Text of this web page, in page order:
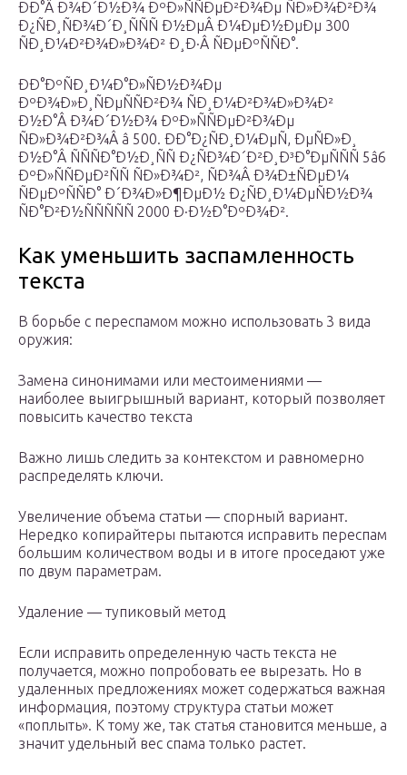
ÐÐ°Â Ð¾Ð´Ð½Ð¾ ÐºÐ»ÑÑÐµÐ²Ð¾Ðµ ÑÐ»Ð¾Ð²Ð¾
Ð¿ÑÐ¸ÑÐ¾Ð´Ð¸ÑÑÑ Ð½ÐµÂ Ð¼ÐµÐ½ÐµÐµ 300
ÑÐ¸Ð¼Ð²Ð¾Ð»Ð¾Ð² Ð¸Ð·Â ÑÐµÐºÑÑÐ°.
ÐÐ°ÐºÑÐ¸Ð¼Ð°Ð»ÑÐ½Ð¾Ðµ
ÐºÐ¾Ð»Ð¸ÑÐµÑÑÐ²Ð¾ ÑÐ¸Ð¼Ð²Ð¾Ð»Ð¾Ð²
Ð½Ð°Â Ð¾Ð´Ð½Ð¾ ÐºÐ»ÑÑÐµÐ²Ð¾Ðµ
ÑÐ»Ð¾Ð²Ð¾Â â 500. ÐÐ°Ð¿ÑÐ¸Ð¼ÐµÑ, ÐµÑÐ»Ð¸
Ð½Ð°Â ÑÑÑÐ°Ð½Ð¸ÑÑ Ð¿ÑÐ¾Ð´Ð²Ð¸Ð³Ð°ÐµÑÑÑ 5â6
ÐºÐ»ÑÑÐµÐ²ÑÑ ÑÐ»Ð¾Ð², ÑÐ¾Â Ð¾Ð±ÑÐµÐ¼
ÑÐµÐºÑÑÐ° Ð´Ð¾Ð»Ð¶ÐµÐ½ Ð¿ÑÐ¸Ð¼ÐµÑÐ½Ð¾
ÑÐ°Ð²Ð½ÑÑÑÑÑ 2000 Ð·Ð½Ð°ÐºÐ¾Ð².
Как уменьшить заспамленность
текста
В борьбе с переспамом можно использовать 3 вида
оружия:
Замена синонимами или местоимениями —
наиболее выигрышный вариант, который позволяет
повысить качество текста
Важно лишь следить за контекстом и равномерно
распределять ключи.
Увеличение объема статьи — спорный вариант.
Нередко копирайтеры пытаются исправить переспам
большим количеством воды и в итоге проседают уже
по двум параметрам.
Удаление — тупиковый метод
Если исправить определенную часть текста не
получается, можно попробовать ее вырезать. Но в
удаленных предложениях может содержаться важная
информация, поэтому структура статьи может
«поплыть». К тому же, так статья становится меньше, а
значит удельный вес спама только растет.